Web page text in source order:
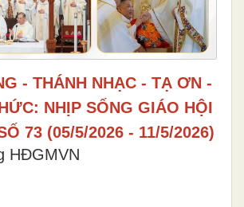
- THÁNH NHẠC - TẠ ƠN -
NHỊP SỐNG GIÁO HỘI
73 (05/5/2026 - 11/5/2026)
HĐGMVN